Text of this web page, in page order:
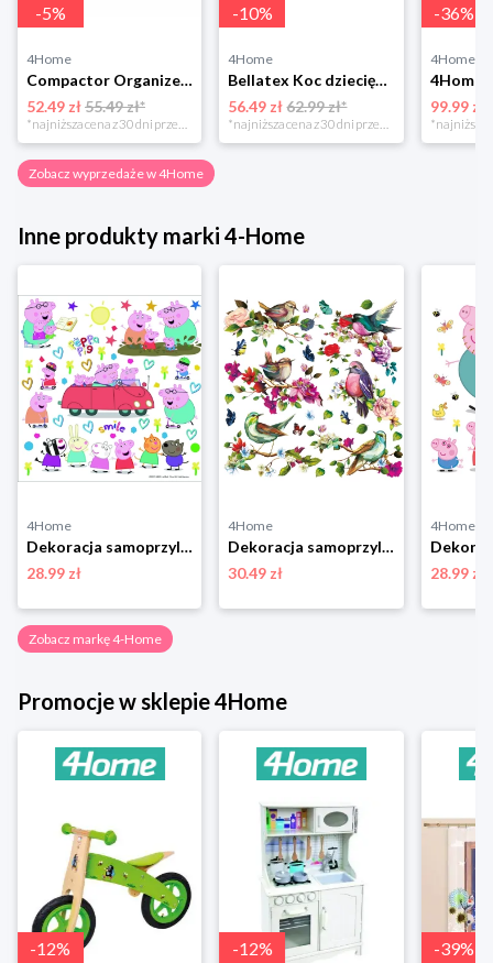
-5%
4Home
Compactor Organizer do przechowywania Toronto, 30 x 20 x 12 cm, ciemnobrązowy
52.49 zł55.49 zł*
*najniższa cena z 30 dni przed obniżką
-10%
4Home
Bellatex Koc dziecięcy Bára Butterfly różowy, 75 x 100 cm
56.49 zł 62.99 zł*
*najniższa cena z 30 dni przed obniżką
-36%
4Home
99.99 zł
Zobacz wyprzedaże w 4Home
Inne produkty marki 4-Home
4Home
Dekoracja samoprzylepna Peppa Pig Car, 30 x 30 cm 4-Home
28.99 zł
4Home
Dekoracja samoprzylepna Birds, 30 x 30 cm 4-Home
30.49 zł
4Home
28.99 zł
Zobacz markę 4-Home
Promocje w sklepie 4Home
-12% -12% -39%